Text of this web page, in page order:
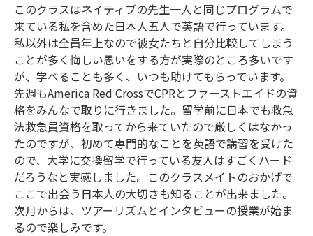
このクラスはネイティブの先生一人と同じプログラムで
来ている私を含めた日本人五人で英語で行っています。
私以外は全員年上なので彼女たちと自分比較してしまう
ことが多く悔しい思いをする方が実際のところ多いです
が、学べることも多く、いつも助けてもらっています。
先週もAmerica Red CrossでCPRとファーストエイドの資
格をみんなで取りに行きました。留学前に日本でも救急
法救急員資格を取ってから来ていたので厳しくはなかっ
たのですが、初めて専門的なことを英語で講習を受けた
ので、大学に交換留学で行っている友人はすごくハード
だろうなと実感しました。このクラスメイトのおかげで
ここで出会う日本人の大切さも知ることが出来ました。
次月からは、ツアーリズムとインタビューの授業が始ま
るので楽しみです。